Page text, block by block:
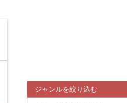
ジャンルを絞り込む